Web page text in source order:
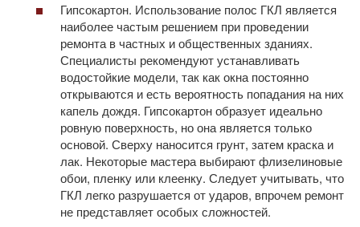
Гипсокартон. Использование полос ГКЛ является
наиболее частым решением при проведении
ремонта в частных и общественных зданиях.
Специалисты рекомендуют устанавливать
водостойкие модели, так как окна постоянно
открываются и есть вероятность попадания на них
капель дождя. Гипсокартон образует идеально
ровную поверхность, но она является только
основой. Сверху наносится грунт, затем краска и
лак. Некоторые мастера выбирают флизелиновые
обои, пленку или клеенку. Следует учитывать, что
ГКЛ легко разрушается от ударов, впрочем ремонт
не представляет особых сложностей.